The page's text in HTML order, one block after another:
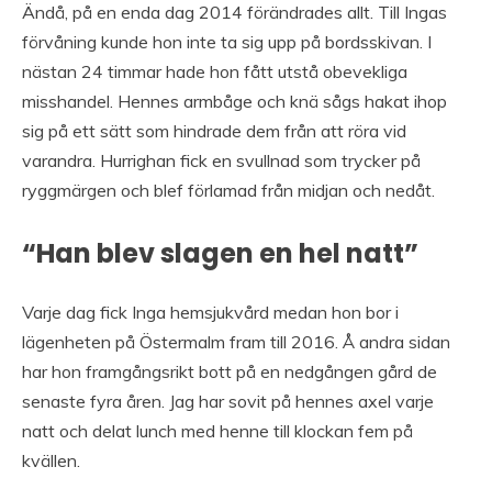
Ändå, på en enda dag 2014 förändrades allt. Till Ingas
förvåning kunde hon inte ta sig upp på bordsskivan. I
nästan 24 timmar hade hon fått utstå obevekliga
misshandel. Hennes armbåge och knä sågs hakat ihop
sig på ett sätt som hindrade dem från att röra vid
varandra. Hurrighan fick en svullnad som trycker på
ryggmärgen och blef förlamad från midjan och nedåt.
“Han blev slagen en hel natt”
Varje dag fick Inga hemsjukvård medan hon bor i
lägenheten på Östermalm fram till 2016. Å andra sidan
har hon framgångsrikt bott på en nedgången gård de
senaste fyra åren. Jag har sovit på hennes axel varje
natt och delat lunch med henne till klockan fem på
kvällen.